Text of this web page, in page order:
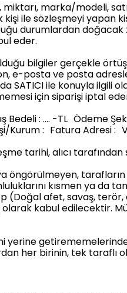
marka/modeli,
ile sözleşmeyi yapan
durumlardan
eder.
bilgiler gerçekle
e-posta ve posta
SATICI ile konuyla
için siparişi iptal
Bedeli : …. -TL Ödeme
Kurum : Fatura Adresi :
tarihi, alıcı
kısmen ya da
(Doğal afet, savaş,
kabul edilecektir.
yerine
her birinin, tek taraflı